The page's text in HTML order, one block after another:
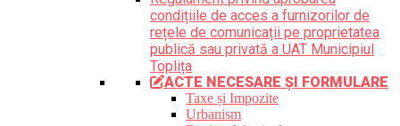
condițiile de acces a furnizorilor de
rețele de comunicații pe proprietatea
publică sau privată a UAT Municipiul
Toplița
ACTE NECESARE ȘI FORMULARE
Taxe și Impozite
Urbanism